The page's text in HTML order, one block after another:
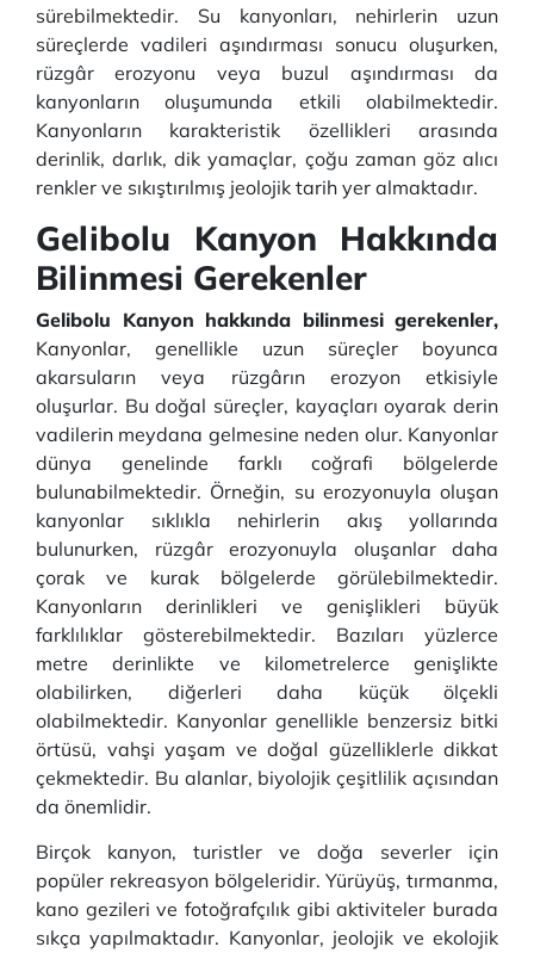
sürebilmektedir. Su kanyonları, nehirlerin uzun
süreçlerde vadileri aşındırması sonucu oluşurken,
rüzgâr erozyonu veya buzul aşındırması da
kanyonların oluşumunda etkili olabilmektedir.
Kanyonların karakteristik özellikleri arasında
derinlik, darlık, dik yamaçlar, çoğu zaman göz alıcı
renkler ve sıkıştırılmış jeolojik tarih yer almaktadır.
Gelibolu Kanyon Hakkında
Bilinmesi Gerekenler
Gelibolu Kanyon hakkında bilinmesi gerekenler,
Kanyonlar, genellikle uzun süreçler boyunca
akarsuların veya rüzgârın erozyon etkisiyle
oluşurlar. Bu doğal süreçler, kayaçları oyarak derin
vadilerin meydana gelmesine neden olur. Kanyonlar
dünya genelinde farklı coğrafi bölgelerde
bulunabilmektedir. Örneğin, su erozyonuyla oluşan
kanyonlar sıklıkla nehirlerin akış yollarında
bulunurken, rüzgâr erozyonuyla oluşanlar daha
çorak ve kurak bölgelerde görülebilmektedir.
Kanyonların derinlikleri ve genişlikleri büyük
farklılıklar gösterebilmektedir. Bazıları yüzlerce
metre derinlikte ve kilometrelerce genişlikte
olabilirken, diğerleri daha küçük ölçekli
olabilmektedir. Kanyonlar genellikle benzersiz bitki
örtüsü, vahşi yaşam ve doğal güzelliklerle dikkat
çekmektedir. Bu alanlar, biyolojik çeşitlilik açısından
da önemlidir.
Birçok kanyon, turistler ve doğa severler için
popüler rekreasyon bölgeleridir. Yürüyüş, tırmanma,
kano gezileri ve fotoğrafçılık gibi aktiviteler burada
sıkça yapılmaktadır. Kanyonlar, jeolojik ve ekolojik